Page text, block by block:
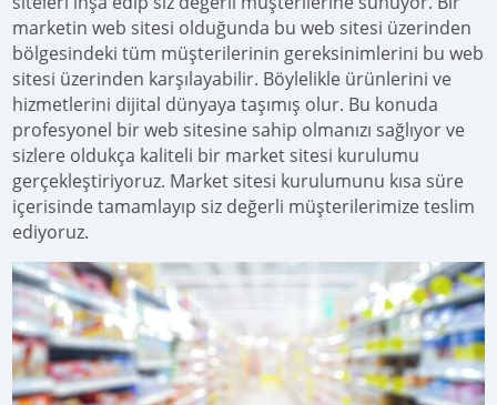
marketin web sitesi olduğunda bu web sitesi üzerinden
bölgesindeki tüm müşterilerinin gereksinimlerini bu web
sitesi üzerinden karşılayabilir. Böylelikle ürünlerini ve
hizmetlerini dijital dünyaya taşımış olur. Bu konuda
profesyonel bir web sitesine sahip olmanızı sağlıyor ve
sizlere oldukça kaliteli bir market sitesi kurulumu
gerçekleştiriyoruz. Market sitesi kurulumunu kısa süre
içerisinde tamamlayıp siz değerli müşterilerimize teslim
ediyoruz.